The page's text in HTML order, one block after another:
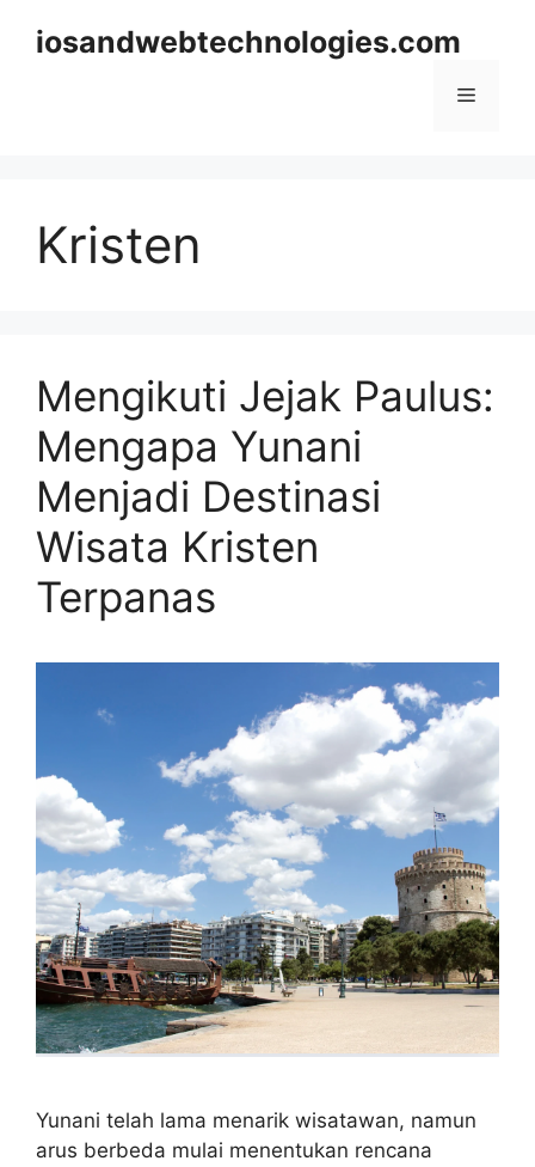
iosandwebtechnologies.com
Menu
Kristen
Mengikuti Jejak Paulus:
Mengapa Yunani
Menjadi Destinasi
Wisata Kristen
Terpanas
Yunani telah lama menarik wisatawan, namun
arus berbeda mulai menentukan rencana